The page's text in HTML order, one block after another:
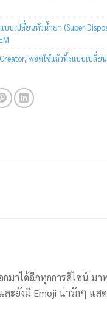
บบเปลี่ยนหัวน้ำยา (Super
, พอตใช้แล้วทิ้งแบบเปลี่ย
กมาได้ฉีกทุกการดีไซน์ ม
ะยังมี Emoji น่ารักๆ แส